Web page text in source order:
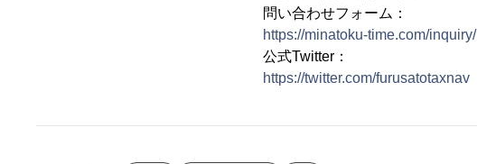
問い合わせフォーム：
https://minatoku-time.com/inquiry/
公式Twitter：
https://twitter.com/furusatotaxnav